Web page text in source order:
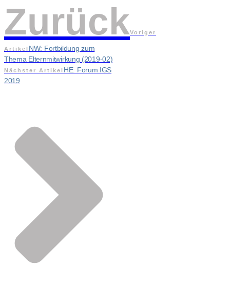
ZurückVoriger
Artikel NW: Fortbildung zum
Thema Elternmitwirkung (2019-02)
Nächster Artikel HE: Forum IGS
2019